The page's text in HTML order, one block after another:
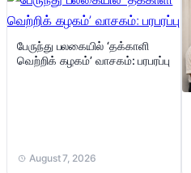
பேருந்து பலகையில் ‘தக்காளி
வெற்றிக் கழகம்’ வாசகம்: பரபரப்பு
August 7, 2026